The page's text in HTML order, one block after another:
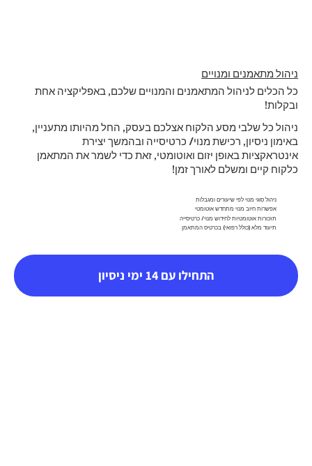
כל הכלים לניהול המתאמנים והמנויים שלכם, באפליקציה אחת
ובקלות!
ניהול כל שלבי מסע הלקוח אצלכם בעסק, החל מהיותו מתעניין,
באימון ניסיון, רכישת מנוי/ כרטיסייה ובהמשך יצירת
אינטראקציות באופן יזום ואוטומטי, זאת כדי לשמר את המתאמן
כלקוח קיים ומשלם לאורך זמן!
ניהול סוגי מנוי לפי שיעורים ומגבלות
אפשרות חיוב מנוי מתחדש אוטומטי
תזכורות אוטומטיות לחידוש מנוי/ כרטיסייה
תיעוד מלא (כולל רפואי) בכרטיס המתאמן
ניהול מתאמנים ומנויים
התחילו עם 14 ימי ניסיון